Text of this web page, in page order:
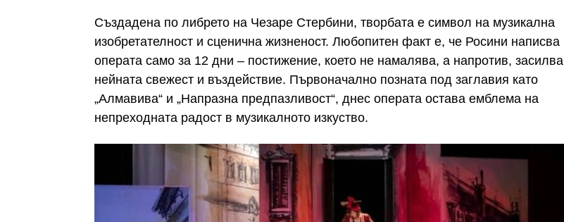
Създадена по либрето на Чезаре Стербини, творбата е символ на музикална
изобретателност и сценична жизненост. Любопитен факт е, че Росини написва
операта само за 12 дни – постижение, което не намалява, а напротив, засилва
нейната свежест и въздействие. Първоначално позната под заглавия като
„Алмавива“ и „Напразна предпазливост“, днес операта остава емблема на
непреходната радост в музикалното изкуство.